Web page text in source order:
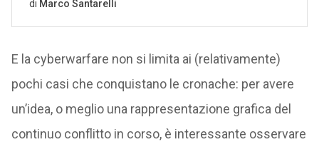
E la cyberwarfare non si limita ai (relativamente)
pochi casi che conquistano le cronache: per avere
un’idea, o meglio una rappresentazione grafica del
continuo conflitto in corso, è interessante osservare